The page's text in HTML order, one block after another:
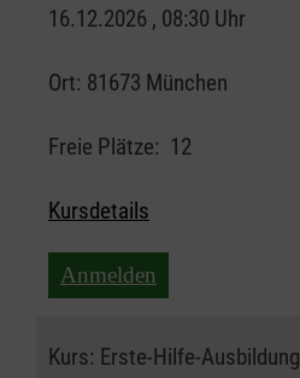
16.12.2026 , 08:30 Uhr
Ort: 81673 München
Freie Plätze: 12
Kursdetails
Anmelden
Kurs: Erste-Hilfe-Ausbildung